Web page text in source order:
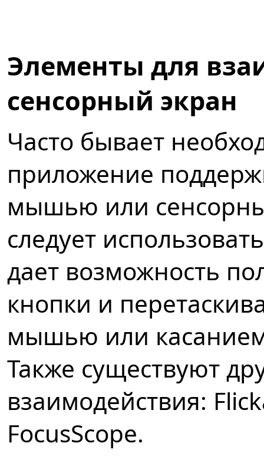
Элементы для
сенсорный экран
Часто бывает
приложение
мышью или
следует
дает возможность
кнопки и
мышью или
Также существуют
взаимодействия:
FocusScope.